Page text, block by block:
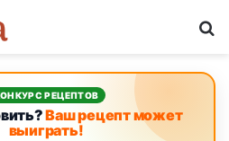
РЕЦЕПТОВ
Ваш рецепт может
выиграть!